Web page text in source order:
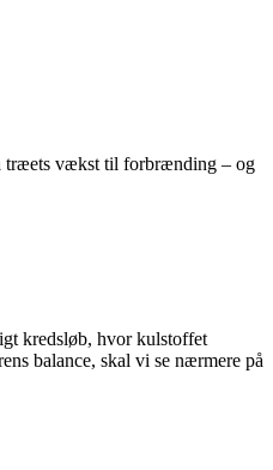
træets vækst til forbrænding – og
kredsløb, hvor kulstoffet
balance, skal vi se nærmere på